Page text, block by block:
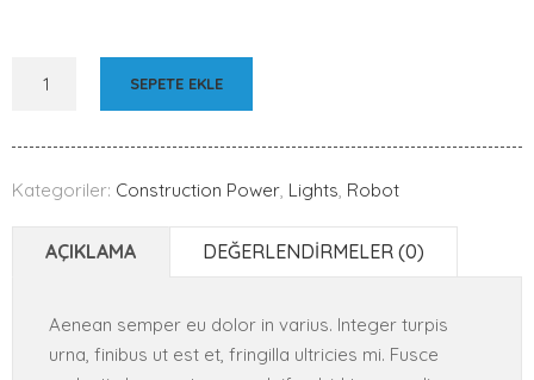
SEPETE EKLE
Kategoriler: Construction Power, Lights, Robot
AÇIKLAMA DEĞERLENDIRMELER (0)
Aenean semper eu dolor in varius. Integer turpis
urna, finibus ut est et, fringilla ultricies mi. Fusce